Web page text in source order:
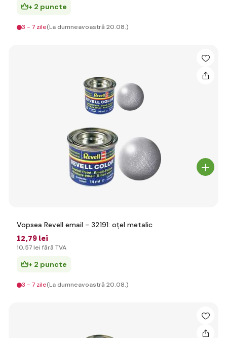
+ 2 puncte
3 - 7 zile(La dumneavoastră 20.08.)
Vopsea Revell email - 32191: oțel metalic
12,79 lei
10,57 lei fără TVA
+ 2 puncte
3 - 7 zile(La dumneavoastră 20.08.)